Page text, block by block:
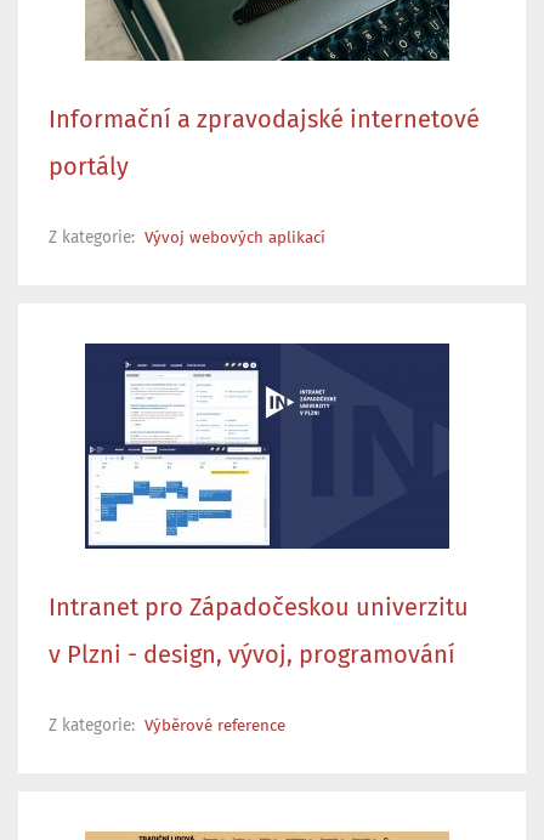
Informační a zpravodajské internetové
portály
Z kategorie: Vývoj webových aplikací
Intranet pro Západočeskou univerzitu
v Plzni - design, vývoj, programování
Z kategorie: Výběrové reference